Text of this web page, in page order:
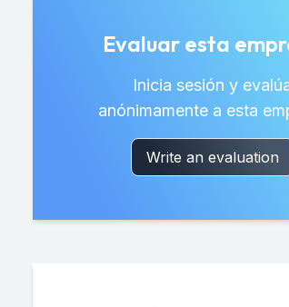
Evaluar esta
Inicia sesión y
anónimamente a esta
Write an evaluation